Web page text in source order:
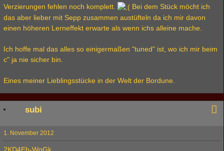
Verzierungen fehlen noch komplett.
Bei dem Stück möcht ich
das aber lieber mit Sepp zusammen austüfteln da ich mir davon
einen höheren Lerneffekt erwarte als wenn ichs alleine mache.
Ich hoffe mal das alles so einigermaßen "tuned" ist, wo ich mir beim
c" ja nie sicher bin.
Eines meiner Lieblingsstücke in der Welt der Bordune.
subi
1. November 2012
2KD4Eb-WgGk